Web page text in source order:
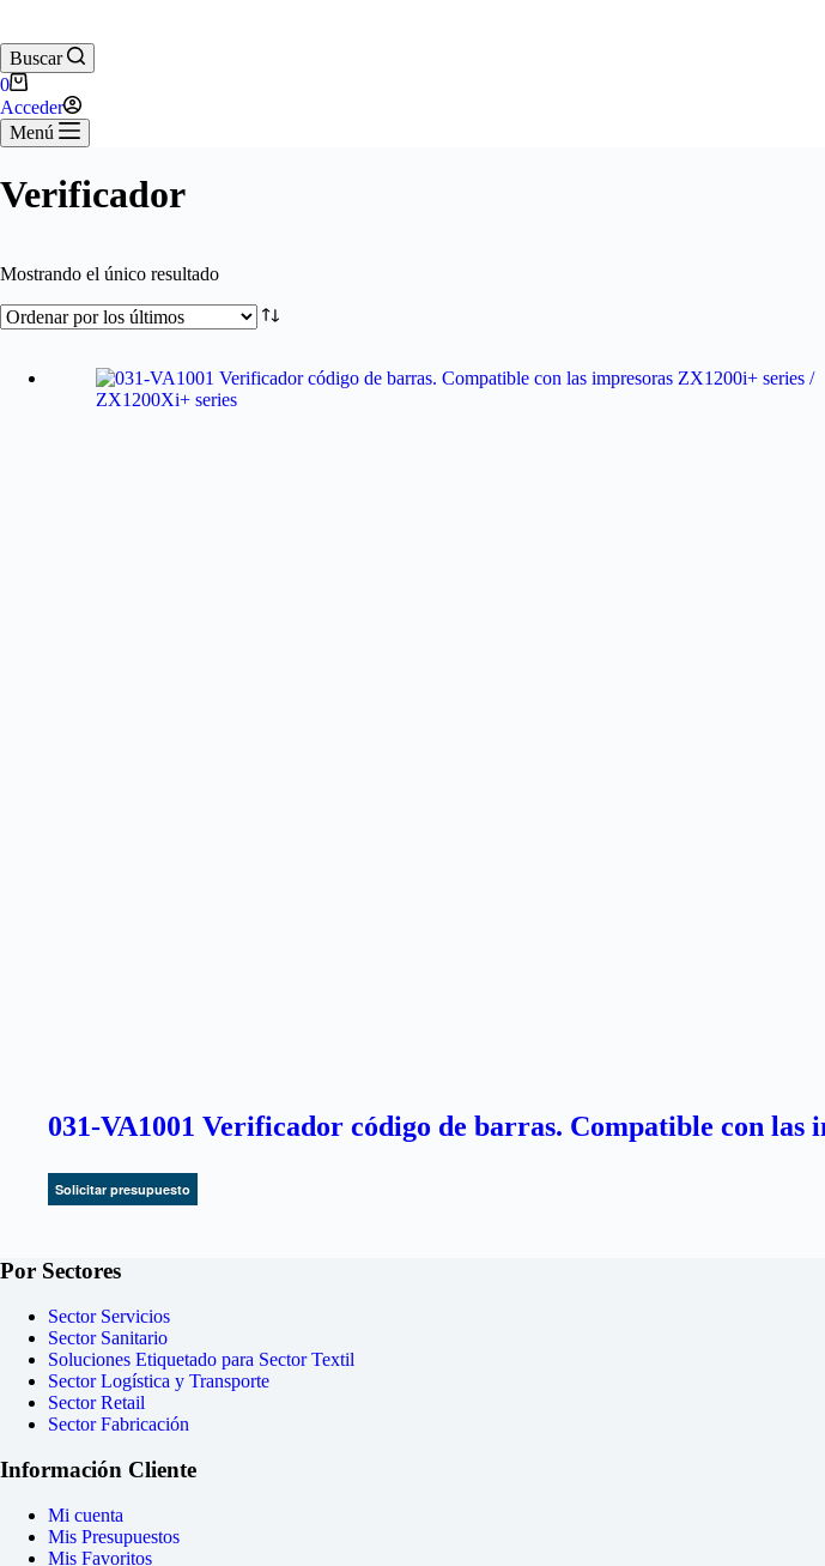
Buscar
0
Acceder
Menú
Verificador
Mostrando el único resultado
031-VA1001 Verificador código de barras. Compatible con las
Solicitar presupuesto
Por Sectores
Sector Servicios
Sector Sanitario
Soluciones Etiquetado para Sector Textil
Sector Logística y Transporte
Sector Retail
Sector Fabricación
Información Cliente
Mi cuenta
Mis Presupuestos
Mis Favoritos